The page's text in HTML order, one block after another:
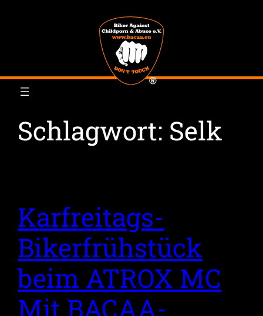
Schlagwort: Selk
Karfreitags-
Bikerfrühstück
beim ATROX MC
Mit BACAA-